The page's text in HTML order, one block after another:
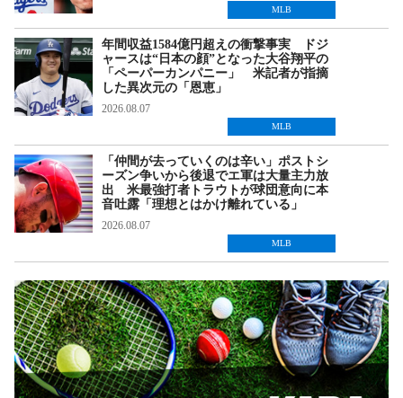
MLB
年間収益1584億円超えの衝撃事実 ドジ
ャースは“日本の顔”となった大谷翔平の
「ペーパーカンパニー」 米記者が指摘
した異次元の「恩恵」
2026.08.07
MLB
「仲間が去っていくのは辛い」ポストシ
ーズン争いから後退でエ軍は大量主力放
出 米最強打者トラウトが球団意向に本
音吐露「理想とはかけ離れている」
2026.08.07
MLB